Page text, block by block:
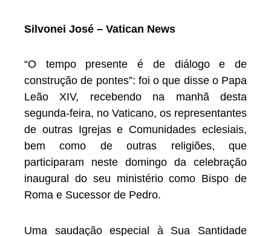
Silvonei José – Vatican News
“O tempo presente é de diálogo e de
construção de pontes”: foi o que disse o Papa
Leão XIV, recebendo na manhã desta
segunda-feira, no Vaticano, os representantes
de outras Igrejas e Comunidades eclesiais,
bem como de outras religiões, que
participaram neste domingo da celebração
inaugural do seu ministério como Bispo de
Roma e Sucessor de Pedro.
Uma saudação especial à Sua Santidade